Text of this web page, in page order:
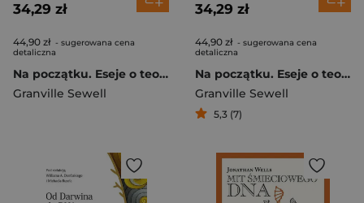
34,29 zł
44,90 zł - sugerowana cena
detaliczna
Na początku. Eseje o teorii inteligentnego projektu
Granville Sewell
34,29 zł
44,90 zł - sugerowana cena
detaliczna
Na początku. Eseje o teorii inteligentnego projektu
Granville Sewell
5,3 (7)